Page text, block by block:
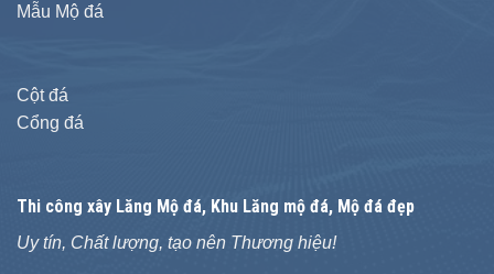
Mẫu Mộ đá
Cột đá
Cổng đá
Thi công xây Lăng Mộ đá, Khu Lăng mộ đá, Mộ đá đẹp
Uy tín, Chất lượng, tạo nên Thương hiệu!